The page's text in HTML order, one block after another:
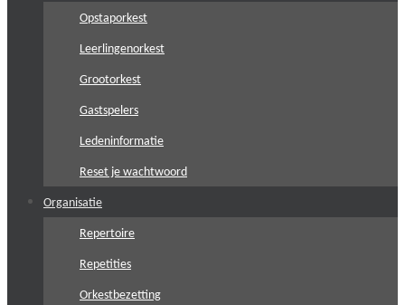
Opstaporkest
Leerlingenorkest
Grootorkest
Gastspelers
Ledeninformatie
Reset je wachtwoord
Organisatie
Repertoire
Repetities
Orkestbezetting